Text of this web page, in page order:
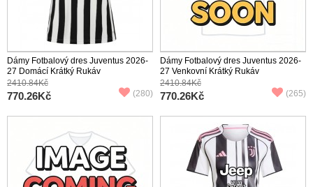
Dámy Fotbalový dres Juventus 2026-
27 Domácí Krátký Rukáv
2410.84Kč
770.26Kč (280)
Dámy Fotbalový dres Juventus 2026-
27 Venkovní Krátký Rukáv
2410.84Kč
770.26Kč (265)